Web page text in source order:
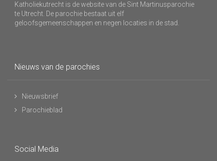
Katholiekutrecht is de website van de Sint Martinusparochie
te Utrecht. De parochie bestaat uit elf
geloofsgemeenschappen en negen locaties in de stad.
Nieuws van de parochies
Nieuwsbrief
Parochieblad
Social Media